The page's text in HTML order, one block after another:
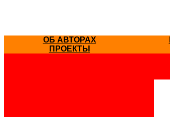
ОБ АВТОРАХ
ПРОЕКТЫ